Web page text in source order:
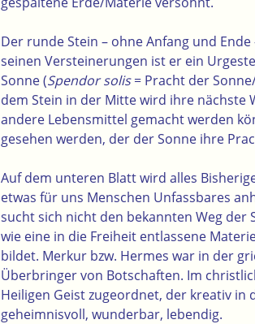
Der runde Stein – ohne Anfang und
seinen Versteinerungen ist er ein
Sonne (Spendor solis= Pracht der
dem Stein in der Mitte wird ihre nächste
andere Lebensmittel gemacht werden
gesehen werden, der der Sonne ihre
Auf dem unteren Blattwird alles
etwas für uns Menschen Unfassbares
sucht sich nicht den bekannten Weg
wie eine in die Freiheit entlassene
bildet. Merkur bzw. Hermes war in der
Überbringer von Botschaften. Im
Heiligen Geist zugeordnet, der kreativ in
geheimnisvoll, wunderbar, lebendig.